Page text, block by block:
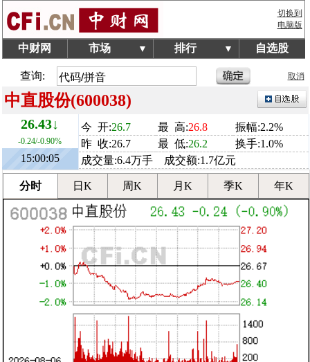
切换到
电脑版
中财网 市场 ▼ 排行 ▼ 自选股
查询: 取消
中直股份(600038)
26.43↓
-0.24/-0.90%
15:00:05
今 开:26.7 最 高:26.8
振幅:2.2%
昨 收:26.7
最 低:26.2
换手:1.0%
成交量:6.4万手 成交额:1.7亿元
分时 日K 周K 月K 季K 年K